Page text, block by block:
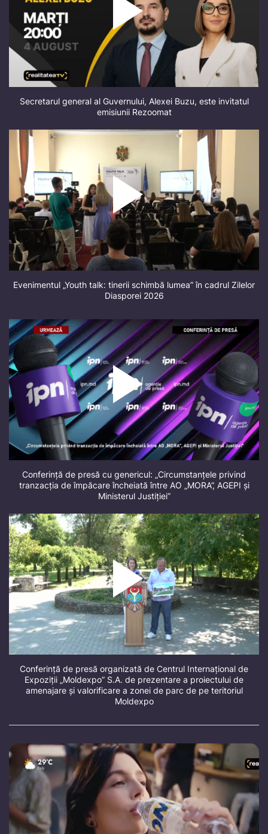
Secretarul general al Guvernului, Alexei Buzu, este invitatul
emisiunii Rezoomat
Evenimentul „Youth talk: tinerii schimbă lumea” în cadrul Zilelor
Diasporei 2026
Conferință de presă cu genericul: „Circumstanțele privind
tranzacția de împăcare încheiată între AO „MORA”, AGEPI și
Ministerul Justiției”
Conferință de presă organizată de Centrul Internațional de
Expoziții „Moldexpo” S.A. de prezentare a proiectului de
amenajare și valorificare a zonei de parc de pe teritoriul
Moldexpo